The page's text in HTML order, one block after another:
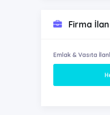
Firma
Emlak & Vasıta